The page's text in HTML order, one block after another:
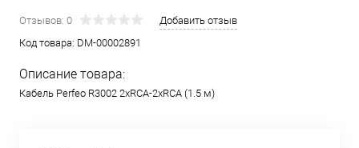
Отзывов: 0
Добавить отзыв
Код товара: DM-00002891
Описание товара:
Кабель Perfeo R3002 2xRCA-2xRCA (1.5 м)